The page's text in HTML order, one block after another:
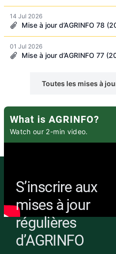
14 Jul 2026
Mise à jour d’AGRINFO 78
01 Jul 2026
Mise à jour d’AGRINFO 77
Toutes les mises à
What is AGRINFO?
Watch our 2-min video.
S’inscrire aux
mises à jour
régulières
d’AGRINFO